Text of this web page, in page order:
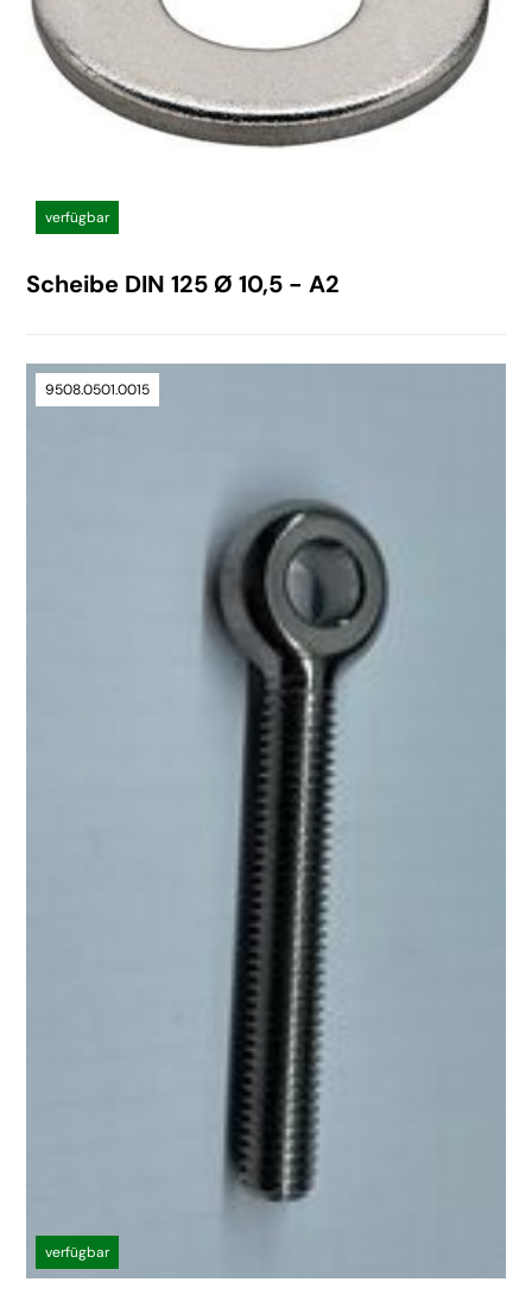
verfügbar
Scheibe DIN 125 Ø 10,5 - A2
9508.0501.0015
verfügbar